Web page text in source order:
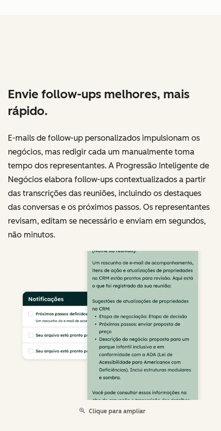
Envie follow-ups melhores, mais
rápido.
E-mails de follow-up personalizados impulsionam os
negócios, mas redigir cada um manualmente toma
tempo dos representantes. A Progressão Inteligente de
Negócios elabora follow-ups contextualizados a partir
das transcrições das reuniões, incluindo os destaques
das conversas e os próximos passos. Os representantes
revisam, editam se necessário e enviam em segundos,
não minutos.
Clique para ampliar